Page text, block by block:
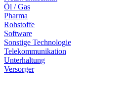
Öl / Gas
Pharma
Rohstoffe
Software
Sonstige Technologie
Telekommunikation
Unterhaltung
Versorger